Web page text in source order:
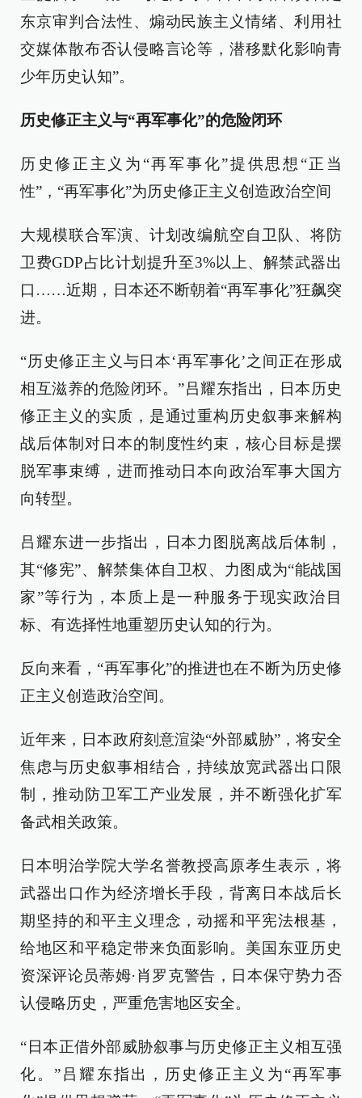
东京审判合法性、煽动民族主义情绪、利用社
交媒体散布否认侵略言论等，潜移默化影响青
少年历史认知”。
历史修正主义与“再军事化”的危险闭环
历史修正主义为“再军事化”提供思想“正当
性”，“再军事化”为历史修正主义创造政治空间
大规模联合军演、计划改编航空自卫队、将防
卫费GDP占比计划提升至3%以上、解禁武器出
口……近期，日本还不断朝着“再军事化”狂飙突
进。
“历史修正主义与日本‘再军事化’之间正在形成
相互滋养的危险闭环。”吕耀东指出，日本历史
修正主义的实质，是通过重构历史叙事来解构
战后体制对日本的制度性约束，核心目标是摆
脱军事束缚，进而推动日本向政治军事大国方
向转型。
吕耀东进一步指出，日本力图脱离战后体制，
其“修宪”、解禁集体自卫权、力图成为“能战国
家”等行为，本质上是一种服务于现实政治目
标、有选择性地重塑历史认知的行为。
反向来看，“再军事化”的推进也在不断为历史修
正主义创造政治空间。
近年来，日本政府刻意渲染“外部威胁”，将安全
焦虑与历史叙事相结合，持续放宽武器出口限
制，推动防卫军工产业发展，并不断强化扩军
备武相关政策。
日本明治学院大学名誉教授高原孝生表示，将
武器出口作为经济增长手段，背离日本战后长
期坚持的和平主义理念，动摇和平宪法根基，
给地区和平稳定带来负面影响。美国东亚历史
资深评论员蒂姆·肖罗克警告，日本保守势力否
认侵略历史，严重危害地区安全。
“日本正借外部威胁叙事与历史修正主义相互强
化。”吕耀东指出，历史修正主义为“再军事